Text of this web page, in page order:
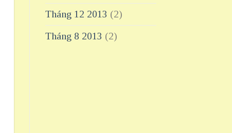
Tháng 12 2013 (2)
Tháng 8 2013 (2)